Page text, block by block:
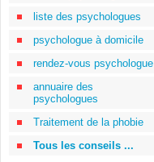
liste des psychologues
psychologue à domicile
rendez-vous psychologue
annuaire des
psychologues
Traitement de la phobie
Tous les conseils ...